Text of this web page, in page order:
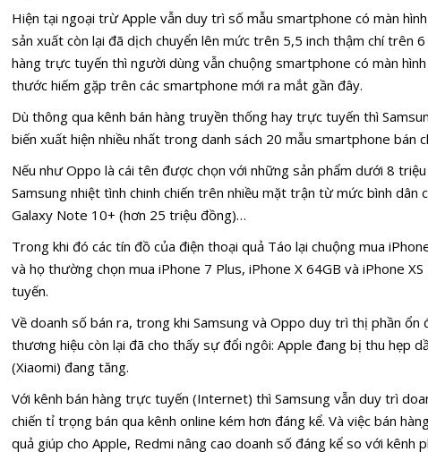
Hiện tại ngoại trừ Apple vẫn duy trì số mẫu smartphone có màn
sản xuất còn lại đã dịch chuyển lên mức trên 5,5 inch thậm chí trên
hàng trực tuyến thì người dùng vẫn chuộng smartphone có màn
thước hiếm gặp trên các smartphone mới ra mắt gần đây.
Dù thông qua kênh bán hàng truyền thống hay trực tuyến thì
biến xuất hiện nhiều nhất trong danh sách 20 mẫu smartphone bán
Nếu như Oppo là cái tên được chọn với những sản phẩm dưới 8
Samsung nhiệt tình chinh chiến trên nhiều mặt trận từ mức bình dân
Galaxy Note 10+ (hơn 25 triệu đồng)…
Trong khi đó các tín đồ của điện thoại quả Táo lại chuộng mua
và họ thường chọn mua iPhone 7 Plus, iPhone X 64GB và iPhone
tuyến.
Về doanh số bán ra, trong khi Samsung và Oppo duy trì thị phần ổn
thương hiệu còn lại đã cho thấy sự đổi ngôi: Apple đang bị thu hẹp
(Xiaomi) đang tăng.
Với kênh bán hàng trực tuyến (Internet) thì Samsung vẫn duy trì
chiến tỉ trọng bán qua kênh online kém hơn đáng kể. Và việc bán
quả giúp cho Apple, Redmi nâng cao doanh số đáng kể so với kênh